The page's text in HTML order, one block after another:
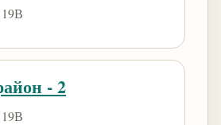
- 2